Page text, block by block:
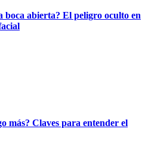
boca abierta? El peligro oculto en
más? Claves para entender el